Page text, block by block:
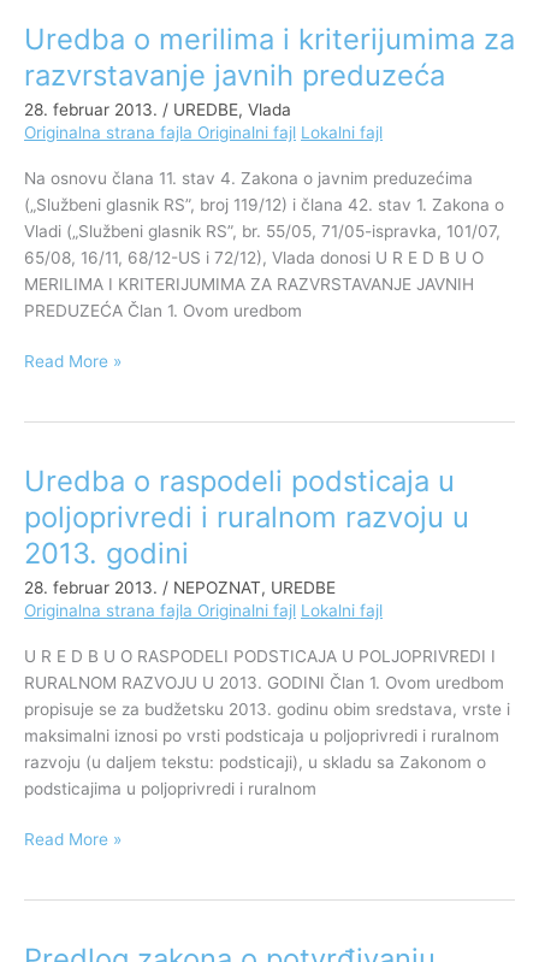
Uredba o merilima i kriterijumima za
razvrstavanje javnih preduzeća
28. februar 2013. / UREDBE, Vlada
Originalna strana fajla Originalni fajl Lokalni fajl
Na osnovu člana 11. stav 4. Zakona o javnim preduzećima
(„Službeni glasnik RS”, broj 119/12) i člana 42. stav 1. Zakona o
Vladi („Službeni glasnik RS”, br. 55/05, 71/05-ispravka, 101/07,
65/08, 16/11, 68/12-US i 72/12), Vlada donosi U R E D B U O
MERILIMA I KRITERIJUMIMA ZA RAZVRSTAVANJE JAVNIH
PREDUZEĆA Član 1. Ovom uredbom
Uredba
merilima
i
kriterijumima
javnih
preduzeća
Read More »
Uredba o raspodeli podsticaja u
poljoprivredi i ruralnom razvoju u
2013. godini
28. februar 2013. / NEPOZNAT, UREDBE
Originalna strana fajla Originalni fajl Lokalni fajl
U R E D B U O RASPODELI PODSTICAJA U POLJOPRIVREDI I
RURALNOM RAZVOJU U 2013. GODINI Član 1. Ovom uredbom
propisuje se za budžetsku 2013. godinu obim sredstava, vrste i
maksimalni iznosi po vrsti podsticaja u poljoprivredi i ruralnom
razvoju (u daljem tekstu: podsticaji), u skladu sa Zakonom o
podsticajima u poljoprivredi i ruralnom
Uredba
raspodeli
podsticaja
u
poljoprivredi
ruralnom
razvoju
u
2013.
godini
Read More »
Predlog